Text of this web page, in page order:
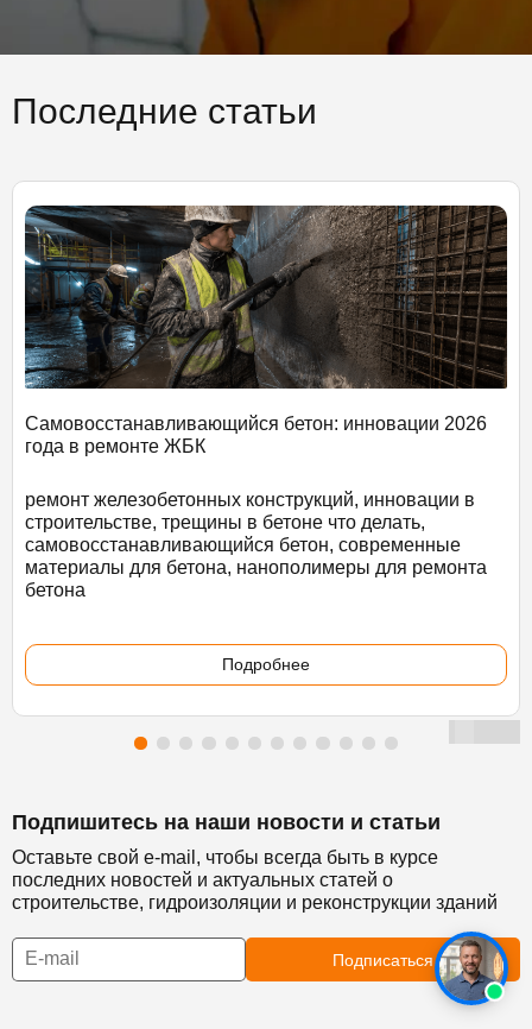
Последние статьи
Самовосстанавливающийся бетон: инновации 2026
года в ремонте ЖБК
ремонт железобетонных конструкций, инновации в
строительстве, трещины в бетоне что делать,
самовосстанавливающийся бетон, современные
материалы для бетона, нанополимеры для ремонта
бетона
Подробнее
Подпишитесь на наши новости и статьи
Оставьте свой e-mail, чтобы всегда быть в курсе
последних новостей и актуальных статей о
строительстве, гидроизоляции и реконструкции зданий
Подписаться